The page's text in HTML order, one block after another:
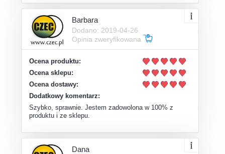
Barbara
Dodano: 2019-04-26
Opinia zweryfikowana
Ocena produktu:
Ocena sklepu:
Ocena dostawy:
Dodatkowy komentarz:
Szybko, sprawnie. Jestem zadowolona w 100% z
produktu i ze sklepu.
Dana